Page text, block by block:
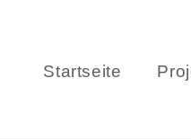
Startseite